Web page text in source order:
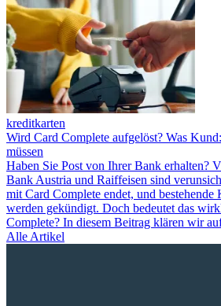
kreditkarten
Wird Card Complete aufgelöst? Was
müssen
Haben Sie Post von Ihrer Bank erhalten?
Bank Austria und Raiffeisen sind
mit Card Complete endet, und bestehende
werden gekündigt. Doch bedeutet das
Complete? In diesem Beitrag klären wir
Alle Artikel